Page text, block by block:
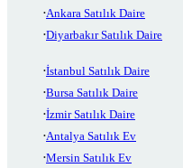
Ankara Satılık Daire
Diyarbakır Satılık Daire
İstanbul Satılık Daire
Bursa Satılık Daire
İzmir Satılık Daire
Antalya Satılık Ev
Mersin Satılık Ev